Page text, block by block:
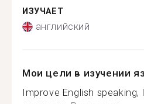
ИЗУЧАЕТ
английский
Мои цели в изучении
Improve English speaking,